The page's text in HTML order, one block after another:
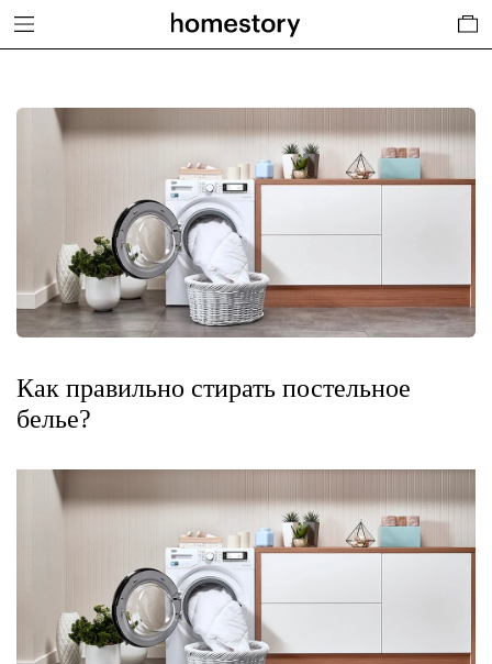
Как правильно стирать постельное
белье?